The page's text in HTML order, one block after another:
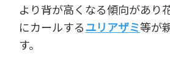
より背が高くなる傾向があり
にカールするユリアザミ等が
す。